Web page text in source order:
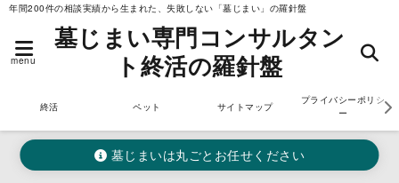
年間200件の相談実績から生まれた、失敗しない「墓じまい」の羅針盤
menu
墓じまい専門コンサルタン
ト終活の羅針盤
終活 ペット サイトマップ
プライバシーポリシ
ー
墓じまいは丸ごとお任せください